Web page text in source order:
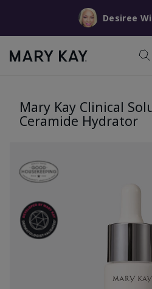
Mary Kay Clinical
Ceramide Hydrator